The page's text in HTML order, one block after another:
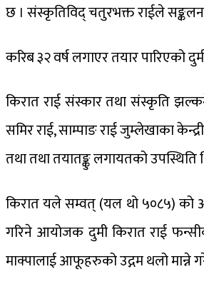
छ । संस्कृतिविद् चतुरभक्त राईले
करिब ३२ वर्ष लगाएर तयार पारिएको
किरात राई संस्कार तथा संस्कृति
समिर राई, साम्पाङ राई जुम्लेखाका
तथा तथा तयातङ्कु लगायतको उपस्थिति
किरात यले सम्वत् (यल थो ५०८५) को
गरिने आयोजक दुमी किरात राई
माक्पालाई आफूहरुको उद्गम थलो मान्ने